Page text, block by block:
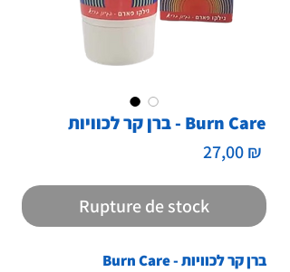
ברן קר לכוויות - Burn Care
27,00 ₪
Rupture de stock
ברן קר לכוויות - Burn Care